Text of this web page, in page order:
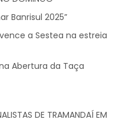
Banrisul 2025”
a Sestea na estreia
Abertura da Taça
DE TRAMANDAÍ EM